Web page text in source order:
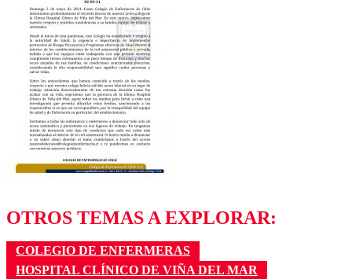
OTROS TEMAS A EXPLORAR:
COLEGIO DE ENFERMERAS
HOSPITAL CLÍNICO DE VIÑA DEL MAR